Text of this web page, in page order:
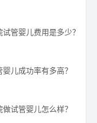
管婴儿费用是多少？
儿成功率有多高？
试管婴儿怎么样？